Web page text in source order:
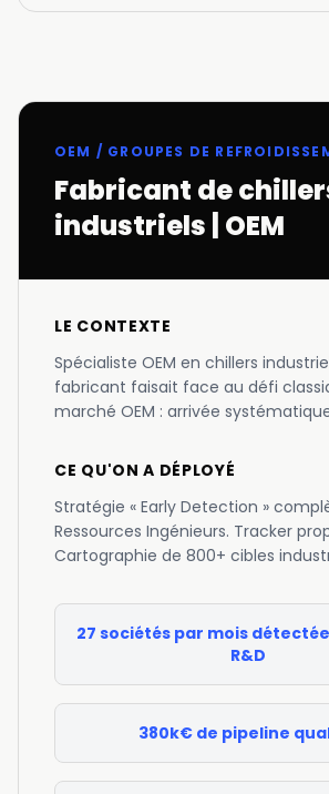
OEM / GROUPES DE
Fabricant de
industriels | OEM
LE CONTEXTE
Spécialiste OEM en chillers
fabricant faisait face au défi
marché OEM : arrivée
CE QU'ON A DÉPLOYÉ
Stratégie « Early Detection »
Ressources Ingénieurs. Tracker
Cartographie de 800+ cibles
27 sociétés par mois
R&D
380k€ de pipeline